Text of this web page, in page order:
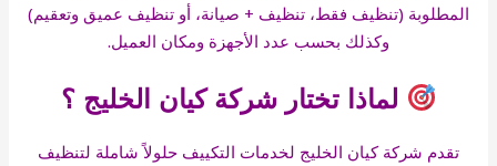
المطلوبة (تنظيف فقط، تنظيف + صيانة، أو تنظيف عميق وتعقيم)
وكذلك بحسب عدد الأجهزة ومكان العميل.
لماذا تختار شركة كيان الخليج ؟
تقدم شركة كيان الخليج لخدمات التكييف حلولاً شاملة لتنظيف